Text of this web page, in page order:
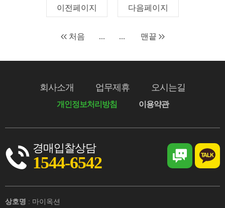
이전페이지 다음페이지
처음 ... ... 맨끝
회사소개 업무제휴 오시는길
개인정보처리방침 이용약관
경매입찰상담
1544-6542
상호명 : 마이옥션